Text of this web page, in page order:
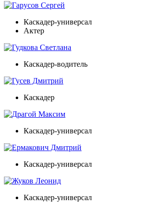
Гарусов Сергей
Каскадер-универсал
Актер
Гудкова Светлана
Каскадер-водитель
Гусев Дмитрий
Каскадер
Драгой Максим
Каскадер-универсал
Ермакович Дмитрий
Каскадер-универсал
Жуков Леонид
Каскадер-универсал